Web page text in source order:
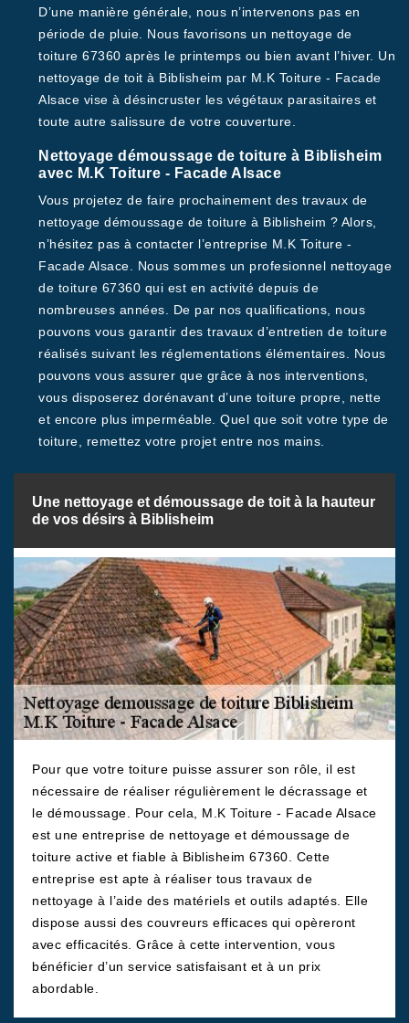
D’une manière générale, nous n’intervenons pas en
période de pluie. Nous favorisons un nettoyage de
toiture 67360 après le printemps ou bien avant l’hiver. Un
nettoyage de toit à Biblisheim par M.K Toiture - Facade
Alsace vise à désincruster les végétaux parasitaires et
toute autre salissure de votre couverture.
Nettoyage démoussage de toiture à Biblisheim
avec M.K Toiture - Facade Alsace
Vous projetez de faire prochainement des travaux de
nettoyage démoussage de toiture à Biblisheim ? Alors,
n’hésitez pas à contacter l’entreprise M.K Toiture -
Facade Alsace. Nous sommes un profesionnel nettoyage
de toiture 67360 qui est en activité depuis de
nombreuses années. De par nos qualifications, nous
pouvons vous garantir des travaux d’entretien de toiture
réalisés suivant les réglementations élémentaires. Nous
pouvons vous assurer que grâce à nos interventions,
vous disposerez dorénavant d’une toiture propre, nette
et encore plus imperméable. Quel que soit votre type de
toiture, remettez votre projet entre nos mains.
Une nettoyage et démoussage de toit à la hauteur
de vos désirs à Biblisheim
Pour que votre toiture puisse assurer son rôle, il est
nécessaire de réaliser régulièrement le décrassage et
le démoussage. Pour cela, M.K Toiture - Facade Alsace
est une entreprise de nettoyage et démoussage de
toiture active et fiable à Biblisheim 67360. Cette
entreprise est apte à réaliser tous travaux de
nettoyage à l’aide des matériels et outils adaptés. Elle
dispose aussi des couvreurs efficaces qui opèreront
avec efficacités. Grâce à cette intervention, vous
bénéficier d’un service satisfaisant et à un prix
abordable.